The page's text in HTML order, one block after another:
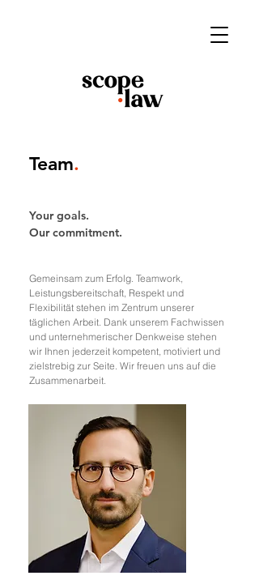
Team.
Your goals.
Our commitment.
Gemeinsam zum Erfolg. Teamwork,
Leistungsbereitschaft, Respekt und
Flexibilität stehen im Zentrum unserer
täglichen Arbeit. Dank unserem Fachwissen
und unternehmerischer Denkweise stehen
wir Ihnen jederzeit kompetent, motiviert und
zielstrebig zur Seite. Wir freuen uns auf die
Zusammenarbeit.